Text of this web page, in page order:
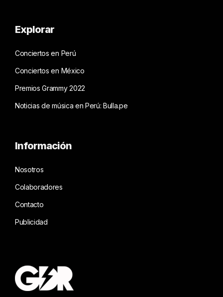
Explorar
Conciertos en Perú
Conciertos en México
Premios Grammy 2022
Noticias de música en Perú: Bulla.pe
Información
Nosotros
Colaboradores
Contacto
Publicidad